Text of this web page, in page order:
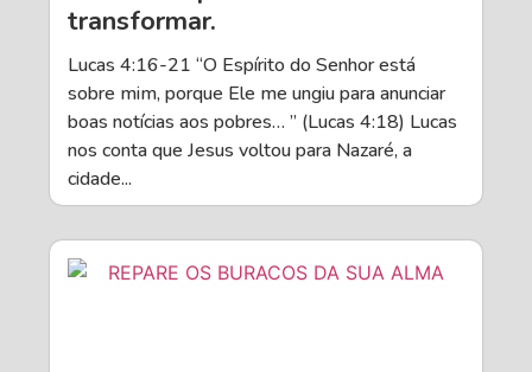
transformar.
Lucas 4:16-21 “O Espírito do Senhor está
sobre mim, porque Ele me ungiu para anunciar
boas notícias aos pobres… ” (Lucas 4:18) Lucas
nos conta que Jesus voltou para Nazaré, a
cidade...